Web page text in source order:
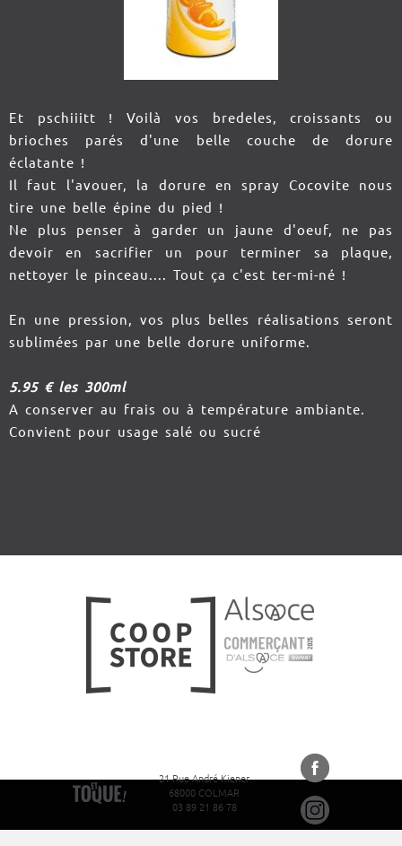
Et pschiiitt ! Voilà vos bredeles, croissants ou
brioches parés d'une belle couche de dorure
éclatante !
Il faut l'avouer, la dorure en spray Cocovite nous
tire une belle épine du pied !
Ne plus penser à garder un jaune d'oeuf, ne pas
devoir en sacrifier un pour terminer sa plaque,
nettoyer le pinceau.... Tout ça c'est ter-mi-né !
En une pression, vos plus belles réalisations seront
sublimées par une belle dorure uniforme.
5.95 € les 300ml
A conserver au frais ou à température ambiante.
Convient pour usage salé ou sucré
21 Rue André Kiener
68000 COLMAR
03 89 21 86 78